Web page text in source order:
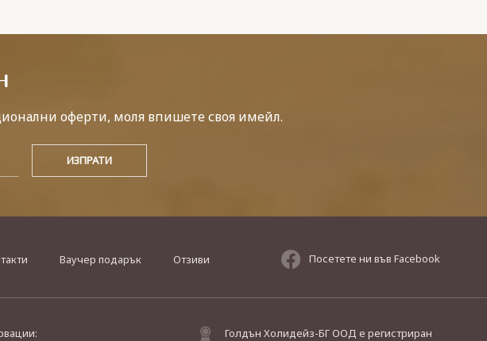
оферти, моля впишете своя имейл.
Ваучер подарък Отзиви Посетете ни във Facebook
Голдън Холидейз-БГ ООД е регистриран